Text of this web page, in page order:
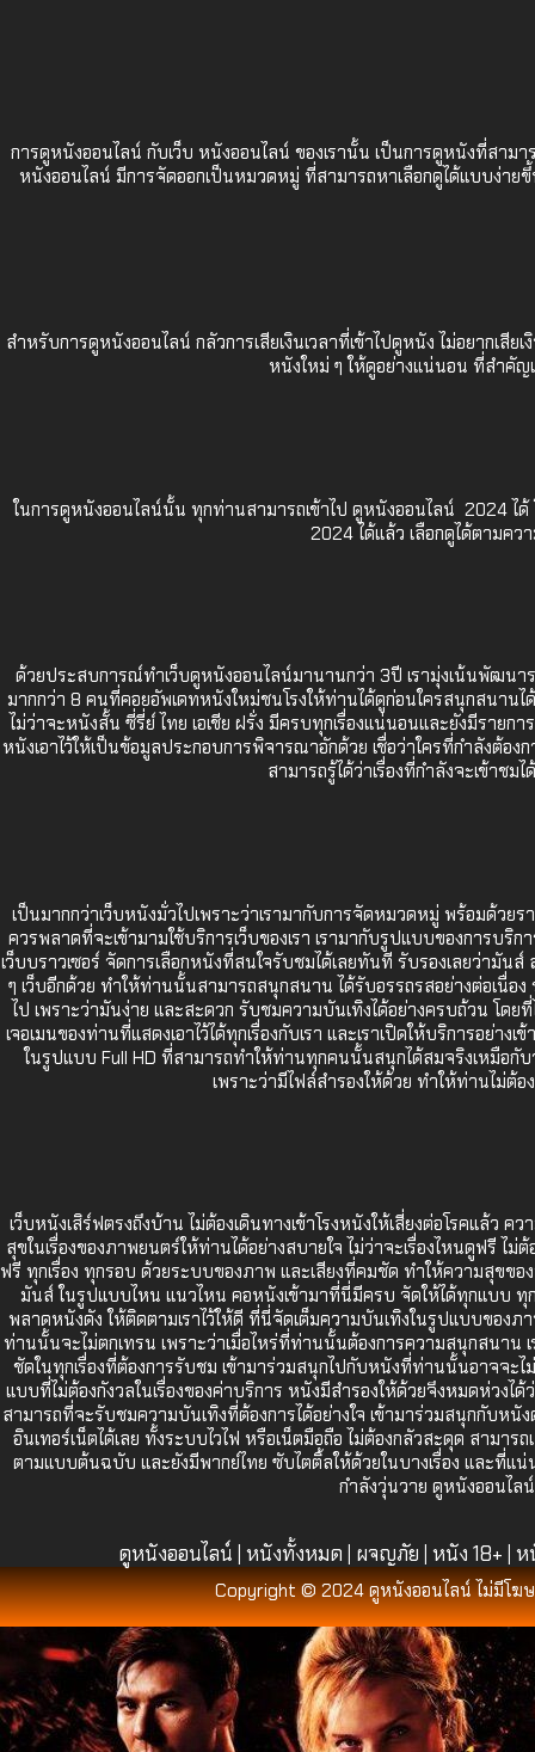
การดูหนังออนไลน์ กับเว็บ หนังออนไลน์ ของเรานั้น เป็นการดูหนังที่สามา
หนังออนไลน์ มีการจัดออกเป็นหมวดหมู่ ที่สามารถหาเลือกดูได้แบบง่า
สำหรับการดูหนังออนไลน์ กลัวการเสียเงินเวลาที่เข้าไปดูหนัง ไม่อยากเ
หนังใหม่ ๆ ให้ดูอย่างแน่นอน ที่สำคัญ
ในการดูหนังออนไลน์นั้น ทุกท่านสามารถเข้าไป ดูหนังออนไลน์ 2024 ไ
2024 ได้แล้ว เลือกดูได้ตามคว
ด้วยประสบการณ์ทำเว็บดูหนังออนไลน์มานานกว่า 3ปี เรามุ่งเน้นพัฒน
มากกว่า 8 คนที่คอยอัพเดทหนังใหม่ชนโรงให้ท่านได้ดูก่อนใครสนุกสนานไ
ไม่ว่าจะหนังสั้น ซี่รี่ย์ ไทย เอเชีย ฝรั่ง มีครบทุกเรื่องแน่นอนและยังมีราย
หนังเอาไว้ให้เป็นข้อมูลประกอบการพิจารณาอักด้วย เชื่อว่าใครที่กำลังต้อ
สามารถรู้ได้ว่าเรื่องที่กำลังจะเข้าช
เป็นมากกว่าเว็บหนังมั่วไปเพราะว่าเรามากับการจัดหมวดหมู่ พร้อมด้ว
ควรพลาดที่จะเข้ามามใช้บริการเว็บของเรา เรามากับรูปแบบของการบริ
เว็บบราวเซอร์ จัดการเลือกหนังที่สนใจรับชมได้เลยทันที รับรองเลยว่ามั
ๆ เว็บอีกด้วย ทำให้ท่านนั้นสามารถสนุกสนาน ได้รับอรรถรสอย่างต่อเนื่
ไป เพราะว่ามันง่าย และสะดวก รับชมความบันเทิงได้อย่างครบถ้วน โดย
เจอเมนของท่านที่แสดงเอาไว้ได้ทุกเรื่องกับเรา และเราเปิดให้บริการอย่
ในรูปแบบ Full HD ที่สามารถทำให้ท่านทุกคนนั้นสนุกได้สมจริงเหมือกับ
เพราะว่ามีไฟล์สำรองให้ด้วย ทำให้ท่านไม่ต้อ
เว็บหนังเสิร์ฟตรงถึงบ้าน ไม่ต้องเดินทางเข้าโรงหนังให้เสี่ยงต่อโรคแล้ว
สุขในเรื่องของภาพยนตร์ให้ท่านได้อย่างสบายใจ ไม่ว่าจะเรื่องไหนดูฟรี ไม่
ฟรี ทุกเรื่อง ทุกรอบ ด้วยระบบของภาพ และเสียงที่คมชัด ทำให้ความสุขขอ
มันส์ ในรูปแบบไหน แนวไหน คอหนังเข้ามาที่นี่มีครบ จัดให้ได้ทุกแบบ ทุ
พลาดหนังดัง ให้ติดตามเราไว้ให้ดี ที่นี่จัดเต็มความบันเทิงในรูปแบบของ
ท่านนั้นจะไม่ตกเทรน เพราะว่าเมื่อไหร่ที่ท่านนั้นต้องการความสนุกสนาน
ชัดในทุกเรื่องที่ต้องการรับชม เข้ามาร่วมสนุกไปกับหนังที่ท่านนั้นอาจจะไ
แบบที่ไม่ต้องกังวลในเรื่องของค่าบริการ หนังมีสำรองให้ด้วยจึงหมดห่วงไ
สามารถที่จะรับชมความบันเทิงที่ต้องการได้อย่างใจ เข้ามาร่วมสนุกกับห
อินเทอร์เน็ตได้เลย ทั้งระบบไวไฟ หรือเน็ตมือถือ ไม่ต้องกลัวสะดุด สาม
ตามแบบต้นฉบับ และยังมีพากย์ไทย ซับไตติ้ลให้ด้วยในบางเรื่อง และที่แ
กำลังวุ่นวาย ดูหนังออนไล
ดูหนังออนไลน์ หนังทั้งหมด ผจญภัย หนัง 18+ ห
Copyright © 2024 ดูหนังออนไลน์ ไม่มีโฆ